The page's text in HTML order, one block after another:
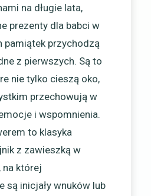
na długie lata,
prezenty dla babci w
pamiątek przychodzą
z pierwszych. Są to
nie tylko cieszą oko,
przechowują w
i wspomnienia.
to klasyka
z zawieszką w
na której
są inicjały wnuków lub